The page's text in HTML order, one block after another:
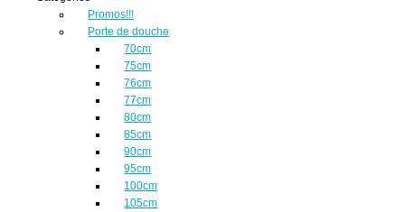
Promos!!!
Porte de douche
70cm
75cm
76cm
77cm
80cm
85cm
90cm
95cm
100cm
105cm